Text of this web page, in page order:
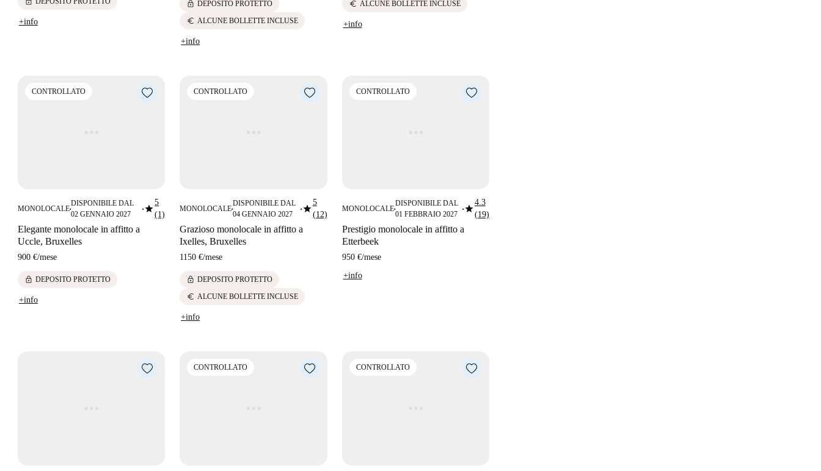
+info
lock DEPOSITO PROTETTO
euro ALCUNE BOLLETTE INCLUSE
+info
euro ALCUNE BOLLETTE INCLUSE
+info
CONTROLLATO
MONOLOCALE■
DISPONIBILE DAL
02 GENNAIO 2027
■star5
(1)
Elegante monolocale in affitto a
Uccle, Bruxelles
900 €/mese
lock DEPOSITO PROTETTO
+info
CONTROLLATO
MONOLOCALE■
DISPONIBILE DAL
04 GENNAIO 2027
■star5
(12)
Grazioso monolocale in affitto a
Ixelles, Bruxelles
1150 €/mese
lock DEPOSITO PROTETTO
euro ALCUNE BOLLETTE INCLUSE
+info
CONTROLLATO
MONOLOCALE■
DISPONIBILE DAL
01 FEBBRAIO 2027
■star4.3
(19)
Prestigio monolocale in affitto a
Etterbeek
950 €/mese
+info
CONTROLLATO CONTROLLATO